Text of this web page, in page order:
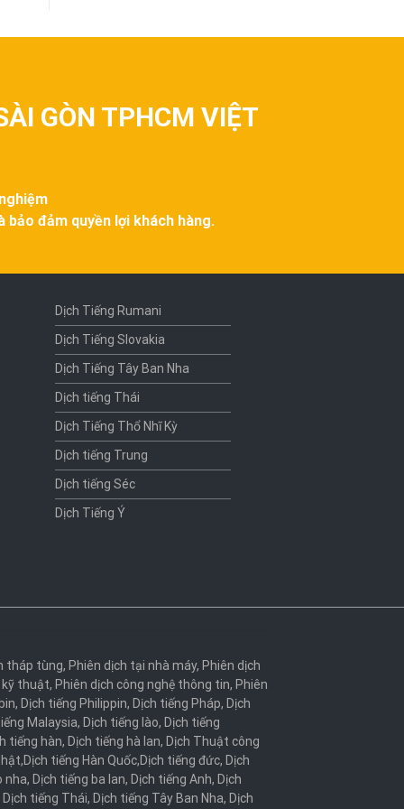
GÒN TPHCM VIỆT
đảm quyền lợi khách hàng.
Dịch Tiếng Rumani
Dịch Tiếng Slovakia
Dịch Tiếng Tây Ban Nha
Dịch tiếng Thái
Dịch Tiếng Thổ Nhĩ Kỳ
Dịch tiếng Trung
Dịch tiếng Séc
Dịch Tiếng Ý
tháp tùng, Phiên dịch tại nhà máy, Phiên dịch
kỹ thuật, Phiên dịch công nghệ thông tin, Phiên
, Dịch tiếng Philippin, Dịch tiếng Pháp, Dịch
Malaysia, Dịch tiếng lào, Dịch tiếng
tiếng hàn, Dịch tiếng hà lan, Dịch Thuật công
,Dịch tiếng Hàn Quốc,Dịch tiếng đức, Dịch
nha, Dịch tiếng ba lan, Dịch tiếng Anh, Dịch
Dịch tiếng Thái, Dịch tiếng Tây Ban Nha, Dịch